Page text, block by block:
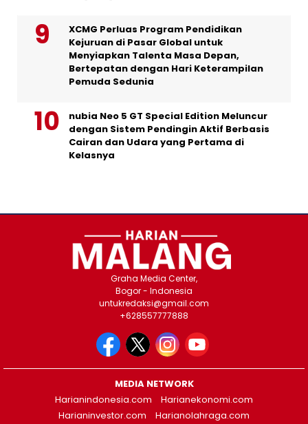
XCMG Perluas Program Pendidikan
Kejuruan di Pasar Global untuk
Menyiapkan Talenta Masa Depan,
Bertepatan dengan Hari Keterampilan
Pemuda Sedunia
nubia Neo 5 GT Special Edition Meluncur
dengan Sistem Pendingin Aktif Berbasis
Cairan dan Udara yang Pertama di
Kelasnya
Graha Media Center,
Bogor - Indonesia
untukredaksi@gmail.com
+628557777888
MEDIA NETWORK
Harianindonesia.com
Harianekonomi.com
Harianinvestor.com
Harianolahraga.com